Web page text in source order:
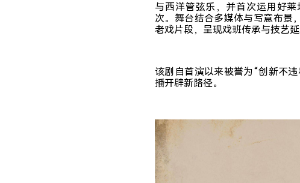
与西洋管弦乐，并首次运用好
次。舞台结合多媒体与写意布景
老戏片段，呈现戏班传承与技艺延
该剧自首演以来被誉为“创新不
播开辟新路径。